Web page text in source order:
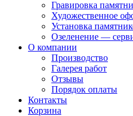
Гравировка
Художественное
Установка
Озеленение —
О компании
Производство
Галерея работ
Отзывы
Порядок оплаты
Контакты
Корзина